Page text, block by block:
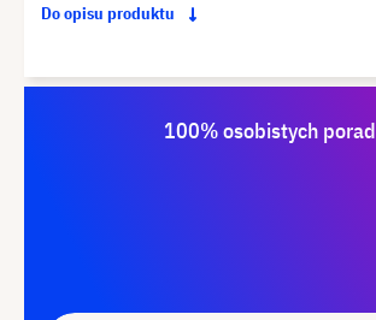
Do opisu produktu
100% osobistych porad